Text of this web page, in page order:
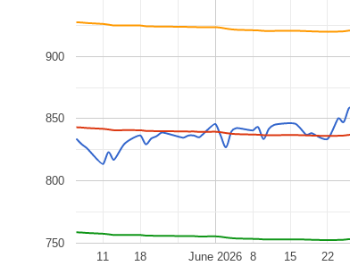
June 2026
11 18 8 15 22
750
800
850
900